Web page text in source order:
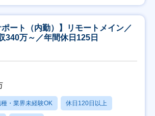
ポート（内勤）】リモートメイン／
340万～／年間休日125日
・業界未経験OK 休日120日以上